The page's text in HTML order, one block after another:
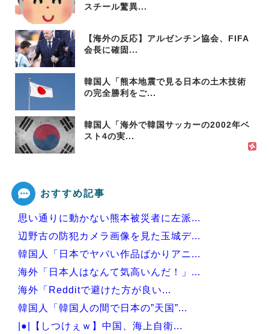
スチール驚異...
【海外の反応】アルゼンチン協会、FIFA
会長に確固...
韓国人「熊本地震で見る日本の土木技術
の完全勝利をご...
韓国人「海外で韓国サッカーの2002年ベ
スト4の実...
おすすめ記事
思い通りに動かない熊本被災者に左派...
辺野古の防犯カメラ画像を見た玉城デ...
韓国人「日本でヤバい作品ばかりアニ...
海外「日本人はなんて気高いんだ！」...
海外「Redditで避けた方が良い...
韓国人「韓国人の間で日本の”天国”...
|●|【しつけぇｗ】中国、海上自衛...